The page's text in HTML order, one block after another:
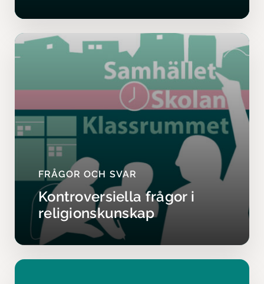
FRÅGOR OCH SVAR
Kontroversiella frågor i
religionskunskap